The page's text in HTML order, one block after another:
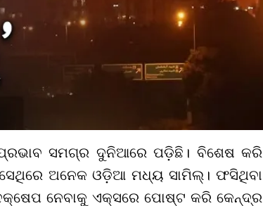
ପ୍ରଭାବ ସମଗ୍ର ଦୁନିଆରେ ପଡ଼ିଛି। ବିଶେଷ କରି
ଅନେକ ଓଡ଼ିଆ ମଧ୍ୟ ସାମିଲ୍। ଫସିଥିବା
ନେବାକୁ ଏକ୍ସରେ ପୋଷ୍ଟ କରି କେନ୍ଦ୍ର